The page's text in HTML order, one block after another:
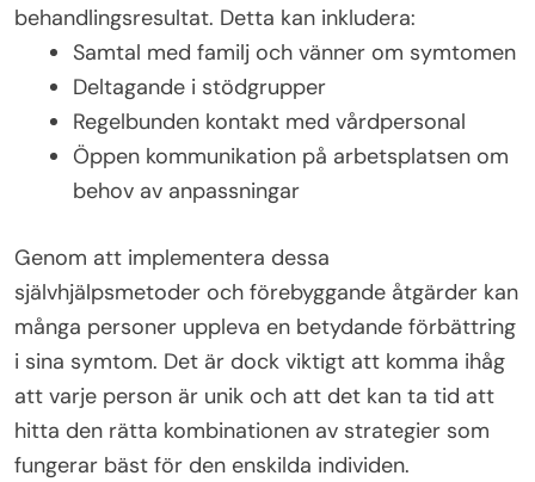
behandlingsresultat. Detta kan inkludera:
Samtal med familj och vänner om symtomen
Deltagande i stödgrupper
Regelbunden kontakt med vårdpersonal
Öppen kommunikation på arbetsplatsen om
behov av anpassningar
Genom att implementera dessa
självhjälpsmetoder och förebyggande åtgärder kan
många personer uppleva en betydande förbättring
i sina symtom. Det är dock viktigt att komma ihåg
att varje person är unik och att det kan ta tid att
hitta den rätta kombinationen av strategier som
fungerar bäst för den enskilda individen.